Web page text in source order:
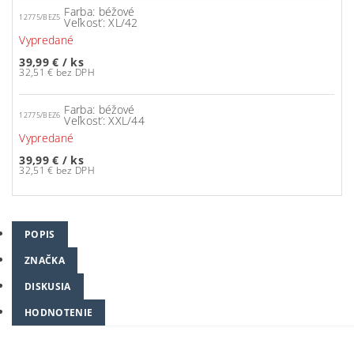
12775/BEZ5 Farba: béžové
Veľkosť: XL/42
Vypredané
39,99 € / ks
32,51 € bez DPH
12775/BEZ6 Farba: béžové
Veľkosť: XXL/44
Vypredané
39,99 € / ks
32,51 € bez DPH
POPIS
ZNAČKA
DISKUSIA
HODNOTENIE